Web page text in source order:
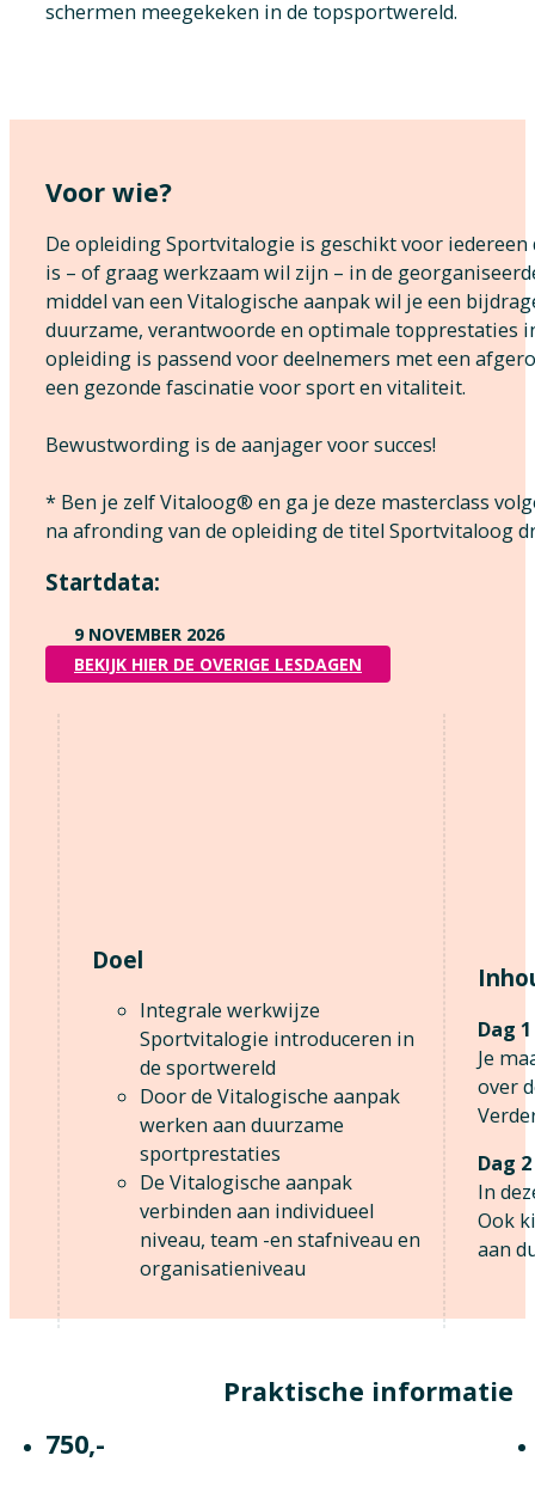
schermen meegekeken in de topsportwereld.
Voor wie?
De opleiding Sportvitalogie is geschikt voor iedereen
is – of graag werkzaam wil zijn – in de
middel van een Vitalogische aanpak wil je een
duurzame, verantwoorde en optimale topprestaties
opleiding is passend voor deelnemers met een
een gezonde fascinatie voor sport en vitaliteit.
Bewustwording is de aanjager voor succes!
* Ben je zelf Vitaloog® en ga je deze masterclass
na afronding van de opleiding de titel Sportvitaloog
Startdata:
9 NOVEMBER 2026
BEKIJK HIER DE OVERIGE LESDAGEN
Doel
Integrale werkwijze
Sportvitalogie introduceren in
de sportwereld
Door de Vitalogische aanpak
werken aan duurzame
sportprestaties
De Vitalogische aanpak
verbinden aan individueel
niveau, team -en stafniveau en
organisatieniveau
Dag 1
Je
over
Dag 2
In
Ook
aan
Praktische informatie
750,-